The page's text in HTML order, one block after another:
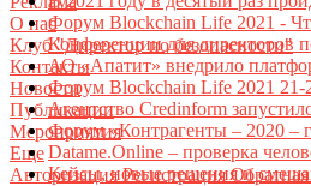
О нас
Клуб "Директор по безопасности"
Контакты
Новости
Публикации
Мероприятия
Еще
АвторизацияРегистрацияОбратная
Форум Blockchain Life 2021 -
Конференции для директоров
АО «Апатит» внедрило
Форум Blockchain Life 2021 21-
Агентство Credinform
Форум «Контрагенты – 2020 –
Datame.Online – проверка
Кейсы, новые решения и